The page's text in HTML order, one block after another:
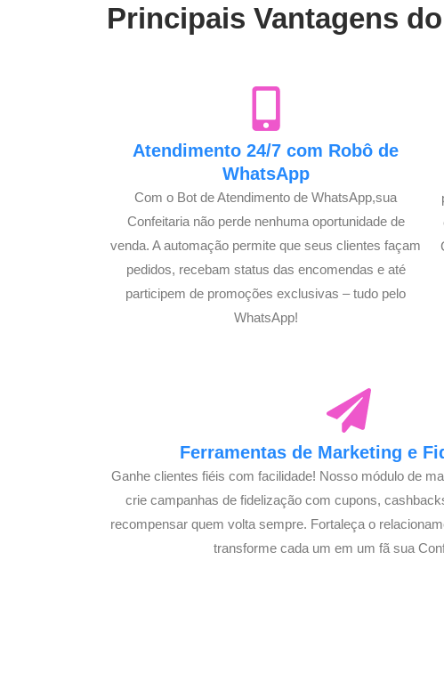
Principais Vantagens
Atendimento 24/7 com Robô de
WhatsApp
Com o Bot de Atendimento de WhatsApp,sua
Confeitaria não perde nenhuma oportunidade de
venda. A automação permite que seus clientes façam
pedidos, recebam status das encomendas e até
participem de promoções exclusivas – tudo pelo
WhatsApp!
Ferramentas de Marketing e
Ganhe clientes fiéis com facilidade! Nosso módulo de
crie campanhas de fidelização com cupons,
recompensar quem volta sempre. Fortaleça o
transforme cada um em um fã sua